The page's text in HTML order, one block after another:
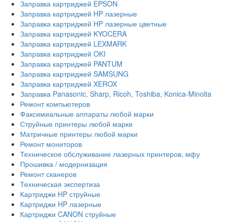
Заправка картриджей EPSON
Заправка картриджей HP лазерные
Заправка картриджей HP лазерные цветные
Заправка картриджей KYOCERA
Заправка картриджей LEXMARK
Заправка картриджей OKI
Заправка картриджей PANTUM
Заправка картриджей SAMSUNG
Заправка картриджей XEROX
Заправка Panasonic, Sharp, Ricoh, Toshiba, Konica-Minolta
Ремонт компьютеров
Факсимиальные аппараты любой марки
Струйные принтеры любой марки
Матричные принтеры любой марки
Ремонт мониторов
Техническое обслуживание лазерных принтеров, мфу
Прошивка / модернизация
Ремонт сканеров
Техническая экспертиза
Картриджи HP струйные
Картриджи HP лазерные
Картриджи CANON струйные